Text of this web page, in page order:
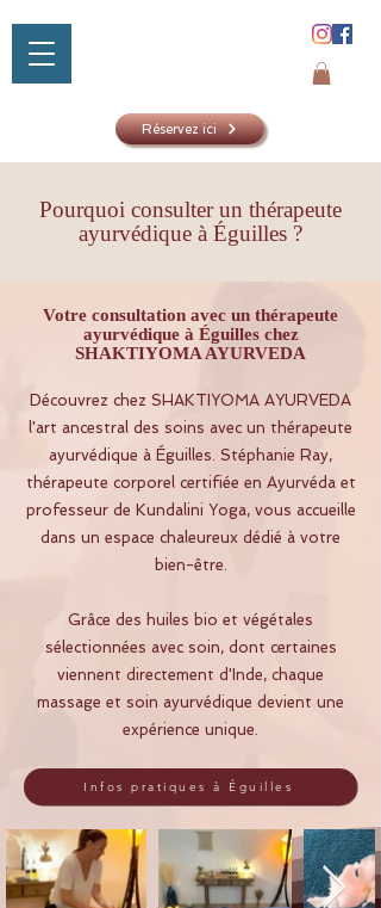
Réservez ici
Pourquoi consulter un thérapeute
ayurvédique à Éguilles ?
Votre consultation avec un thérapeute
ayurvédique à Éguilles chez
SHAKTIYOMA AYURVEDA
Découvrez chez SHAKTIYOMA AYURVEDA
l'art ancestral des soins avec un thérapeute
ayurvédique à Éguilles. Stéphanie Ray,
thérapeute corporel certifiée en Ayurvéda et
professeur de Kundalini Yoga, vous accueille
dans un espace chaleureux dédié à votre
bien-être.
Grâce des huiles bio et végétales
sélectionnées avec soin, dont certaines
viennent directement d'Inde, chaque
massage et soin ayurvédique devient une
expérience unique.
Infos pratiques à Éguilles